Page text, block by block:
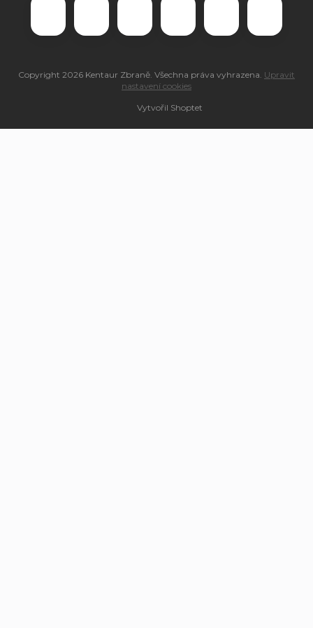
Vytvořil Shoptet
Copyright 2026 Kentaur Zbraně. Všechna práva vyhrazena. Upravit
nastavení cookies